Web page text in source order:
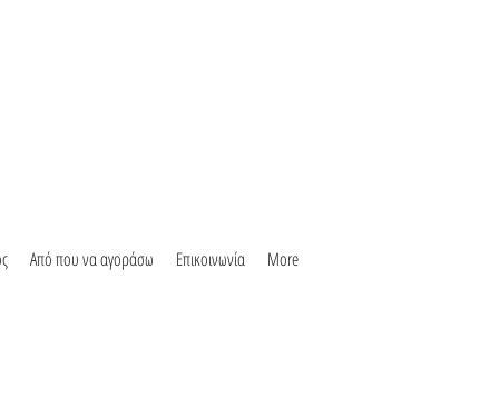
Από που να αγοράσω Επικοινωνία More